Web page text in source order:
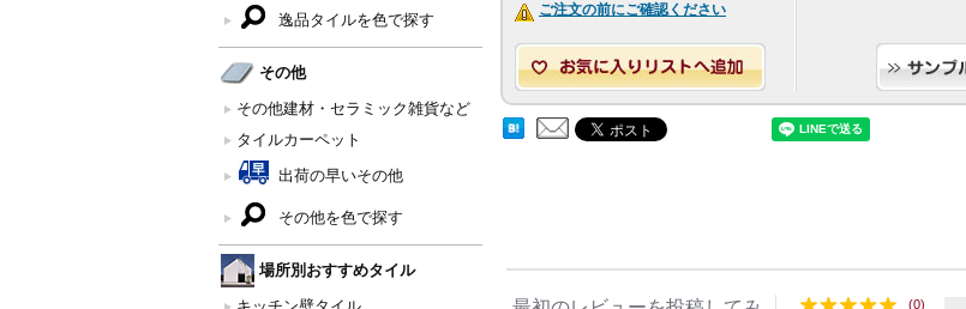
逸品タイルを色で探す
その他
その他建材・セラミック雑貨など
タイルカーペット
出荷の早いその他
その他を色で探す
場所別おすすめタイル
キッチン壁タイル
ご注文の前にご確認ください
(0)